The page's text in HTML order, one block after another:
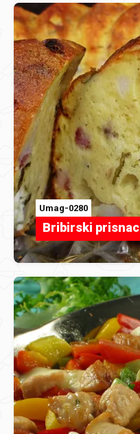
Umag-0280
Bribirski prisnac